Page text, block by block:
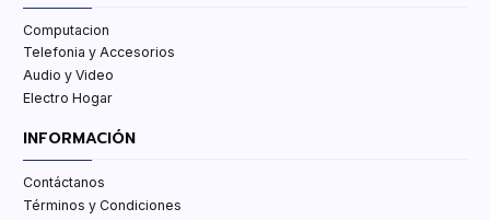
Computacion
Telefonia y Accesorios
Audio y Video
Electro Hogar
INFORMACIÓN
Contáctanos
Términos y Condiciones